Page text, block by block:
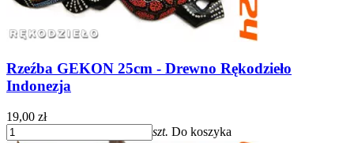
Rzeźba GEKON 25cm - Drewno Rękodzieło
Indonezja
19,00 zł
szt. Do koszyka